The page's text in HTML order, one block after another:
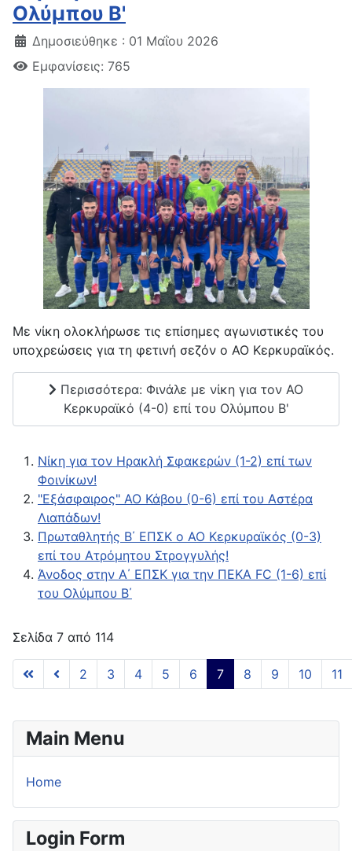
Ολύμπου Β'
Δημοσιεύθηκε : 01 Μαΐου 2026
Εμφανίσεις: 765
Με νίκη ολοκλήρωσε τις επίσημες αγωνιστικές του
υποχρεώσεις για τη φετινή σεζόν ο ΑΟ Κερκυραϊκός.
Περισσότερα: Φινάλε με νίκη για τον ΑΟ
Κερκυραϊκό (4-0) επί του Ολύμπου Β'
Νίκη για τον Ηρακλή Σφακερών (1-2) επί των
Φοινίκων!
"Εξάσφαιρος" ΑΟ Κάβου (0-6) επί του Αστέρα
Λιαπάδων!
Πρωταθλητής Β΄ ΕΠΣΚ ο ΑΟ Κερκυραϊκός (0-3)
επί του Ατρόμητου Στρογγυλής!
Άνοδος στην Α΄ ΕΠΣΚ για την ΠΕΚΑ FC (1-6) επί
του Ολύμπου Β΄
Σελίδα 7 από 114
2 3 4 5 6 7 8 9 10 11
Main Menu
Home
Login Form